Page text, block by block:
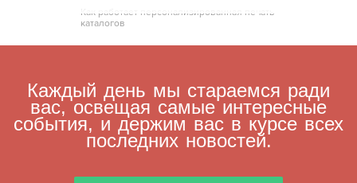
Как работает персонализированная печать
каталогов
Каждый день мы стараемся ради
вас, освещая самые интересные
события, и держим вас в курсе всех
последних новостей.